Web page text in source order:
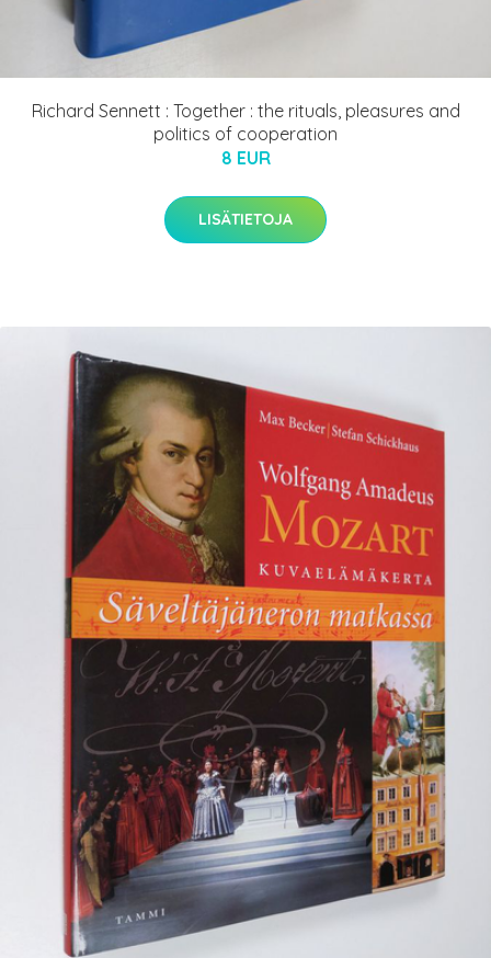
Richard Sennett : Together : the rituals, pleasures and
politics of cooperation
8 EUR
LISÄTIETOJA